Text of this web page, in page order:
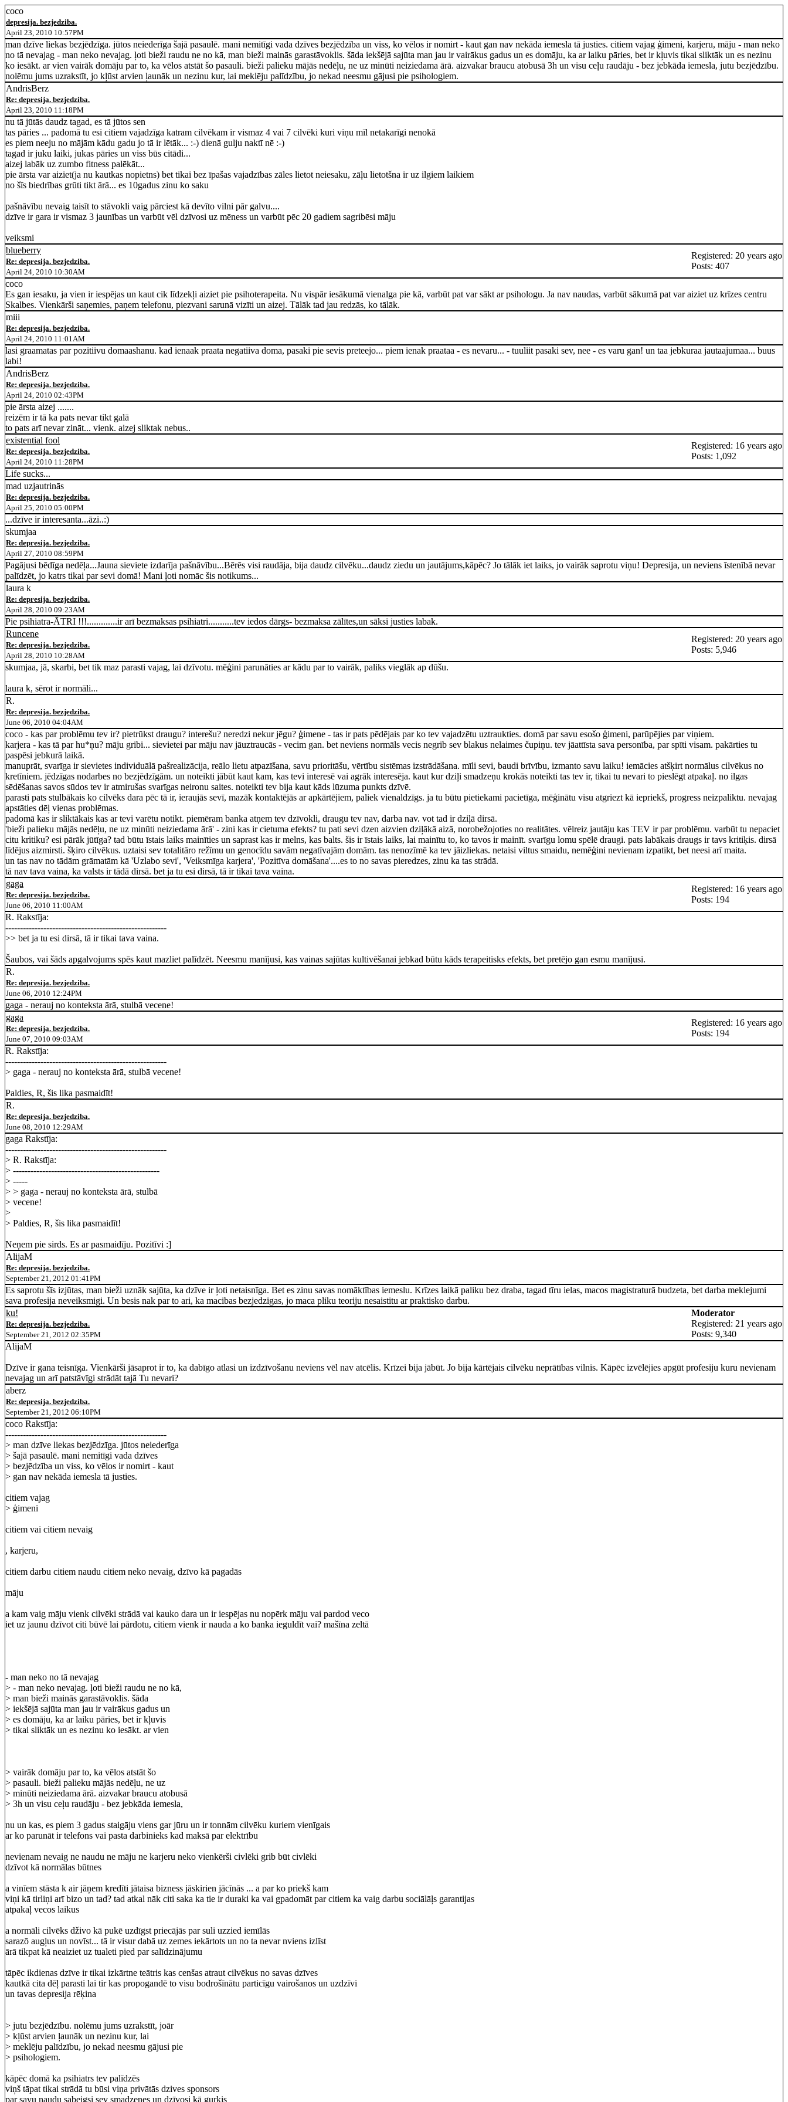
coco
depresija. bezjedziba.
April 23, 2010 10:57PM
man dzīve liekas bezjēdzīga. jūtos neiederīga šajā pasaulē. mani nemitīgi vada dzīves bezjēdzība un viss, ko vēlos ir nomirt - kaut gan nav nekāda iemesla tā justies. citiem vajag ģimeni, karjeru, māju - man neko
no tā nevajag - man neko nevajag. ļoti bieži raudu ne no kā, man bieži mainās garastāvoklis. šāda iekšējā sajūta man jau ir vairākus gadus un es domāju, ka ar laiku pāries, bet ir kļuvis tikai sliktāk un es nezinu
ko iesākt. ar vien vairāk domāju par to, ka vēlos atstāt šo pasauli. bieži palieku mājās nedēļu, ne uz minūti neiziedama ārā. aizvakar braucu atobusā 3h un visu ceļu raudāju - bez jebkāda iemesla, jutu bezjēdzību.
nolēmu jums uzrakstīt, jo kļūst arvien ļaunāk un nezinu kur, lai meklēju palīdzību, jo nekad neesmu gājusi pie psihologiem.
AndrisBerz
Re: depresija. bezjedziba.
April 23, 2010 11:18PM
nu tā jūtās daudz tagad, es tā jūtos sen
tas pāries ... padomā tu esi citiem vajadzīga katram cilvēkam ir vismaz 4 vai 7 cilvēki kuri viņu mīl netakarīgi nenokā
es piem neeju no mājām kādu gadu jo tā ir lētāk... :-) dienā gulju naktī nē :-)
tagad ir juku laiki, jukas pāries un viss būs citādi...
aizej labāk uz zumbo fitness palēkāt...
pie ārsta var aiziet(ja nu kautkas nopietns) bet tikai bez īpašas vajadzības zāles lietot neiesaku, zāļu lietotšna ir uz ilgiem laikiem
no šīs biedrības grūti tikt ārā... es 10gadus zinu ko saku
pašnāvību nevaig taisīt to stāvokli vaig pārciest kā devīto vilni pār galvu....
dzīve ir gara ir vismaz 3 jaunības un varbūt vēl dzīvosi uz mēness un varbūt pēc 20 gadiem sagribēsi māju
veiksmi
blueberry
Re: depresija. bezjedziba.
April 24, 2010 10:30AM
Registered: 20 years ago
Posts: 407
coco
Es gan iesaku, ja vien ir iespējas un kaut cik līdzekļi aiziet pie psihoterapeita. Nu vispār iesākumā vienalga pie kā, varbūt pat var sākt ar psihologu. Ja nav naudas, varbūt sākumā pat var aiziet uz krīzes centru
Skalbes. Vienkārši saņemies, paņem telefonu, piezvani sarunā vizīti un aizej. Tālāk tad jau redzās, ko tālāk.
miii
Re: depresija. bezjedziba.
April 24, 2010 11:01AM
lasi graamatas par pozitiivu domaashanu. kad ienaak praata negatiiva doma, pasaki pie sevis preteejo... piem ienak praataa - es nevaru... - tuuliit pasaki sev, nee - es varu gan! un taa jebkuraa jautaajumaa... buus
labi!
AndrisBerz
Re: depresija. bezjedziba.
April 24, 2010 02:43PM
pie ārsta aizej .......
reizēm ir tā ka pats nevar tikt galā
to pats arī nevar zināt... vienk. aizej sliktak nebus..
existential fool
Re: depresija. bezjedziba.
April 24, 2010 11:28PM
Registered: 16 years ago
Posts: 1,092
Life sucks...
mad uzjautrinās
Re: depresija. bezjedziba.
April 25, 2010 05:00PM
...dzīve ir interesanta...āzi..:)
skumjaa
Re: depresija. bezjedziba.
April 27, 2010 08:59PM
Pagājusi bēdīga nedēļa...Jauna sieviete izdarīja pašnāvību...Bērēs visi raudāja, bija daudz cilvēku...daudz ziedu un jautājums,kāpēc? Jo tālāk iet laiks, jo vairāk saprotu viņu! Depresija, un neviens īstenībā nevar
palīdzēt, jo katrs tikai par sevi domā! Mani ļoti nomāc šis notikums...
laura k
Re: depresija. bezjedziba.
April 28, 2010 09:23AM
Pie psihiatra-ĀTRI !!!.............ir arī bezmaksas psihiatri...........tev iedos dārgs- bezmaksa zālītes,un sāksi justies labak.
Runcene
Re: depresija. bezjedziba.
April 28, 2010 10:28AM
Registered: 20 years ago
Posts: 5,946
skumjaa, jā, skarbi, bet tik maz parasti vajag, lai dzīvotu. mēģini parunāties ar kādu par to vairāk, paliks vieglāk ap dūšu.
laura k, sērot ir normāli...
R.
Re: depresija. bezjedziba.
June 06, 2010 04:04AM
coco - kas par problēmu tev ir? pietrūkst draugu? interešu? neredzi nekur jēgu? ģimene - tas ir pats pēdējais par ko tev vajadzētu uztraukties. domā par savu esošo ģimeni, parūpējies par viņiem.
karjera - kas tā par hu*ņu? māju gribi... sievietei par māju nav jāuztraucās - vecim gan. bet neviens normāls vecis negrib sev blakus nelaimes čupiņu. tev jāattīsta sava personība, par spīti visam. pakārties tu
paspēsi jebkurā laikā.
manuprāt, svarīga ir sievietes individuālā pašrealizācija, reālo lietu atpazīšana, savu prioritāšu, vērtību sistēmas izstrādāšana. mīli sevi, baudi brīvību, izmanto savu laiku! iemācies atšķirt normālus cilvēkus no
kretīniem. jēdzīgas nodarbes no bezjēdzīgām. un noteikti jābūt kaut kam, kas tevi interesē vai agrāk interesēja. kaut kur dziļi smadzeņu krokās noteikti tas tev ir, tikai tu nevari to pieslēgt atpakaļ. no ilgas
sēdēšanas savos sūdos tev ir atmirušas svarīgas neironu saites. noteikti tev bija kaut kāds lūzuma punkts dzīvē.
parasti pats stulbākais ko cilvēks dara pēc tā ir, ieraujās sevī, mazāk kontaktējās ar apkārtējiem, paliek vienaldzīgs. ja tu būtu pietiekami pacietīga, mēģinātu visu atgriezt kā iepriekš, progress neizpaliktu. nevajag
apstāties dēļ vienas problēmas.
padomā kas ir sliktākais kas ar tevi varētu notikt. piemēram banka atņem tev dzīvokli, draugu tev nav, darba nav. vot tad ir dziļā dirsā.
'bieži palieku mājās nedēļu, ne uz minūti neiziedama ārā' - zini kas ir cietuma efekts? tu pati sevi dzen aizvien dziļākā aizā, norobežojoties no realitātes. vēlreiz jautāju kas TEV ir par problēmu. varbūt tu nepaciet
citu kritiku? esi pārāk jūtīga? tad būtu īstais laiks mainīties un saprast kas ir melns, kas balts. šis ir īstais laiks, lai mainītu to, ko tavos ir mainīt. svarīgu lomu spēlē draugi. pats labākais draugs ir tavs kritiķis. dirsā
līdējus aizmirsti. šķiro cilvēkus. uztaisi sev totalitāro režīmu un genocīdu savām negatīvajām domām. tas nenozīmē ka tev jāizliekas. netaisi viltus smaidu, nemēģini nevienam izpatikt, bet neesi arī maita.
un tas nav no tādām grāmatām kā 'Uzlabo sevi', 'Veiksmīga karjera', 'Pozitīva domāšana'....es to no savas pieredzes, zinu ka tas strādā.
tā nav tava vaina, ka valsts ir tādā dirsā. bet ja tu esi dirsā, tā ir tikai tava vaina.
gaga
Re: depresija. bezjedziba.
June 06, 2010 11:00AM
Registered: 16 years ago
Posts: 194
R. Rakstīja:
-------------------------------------------------------
>> bet ja tu esi dirsā, tā ir tikai tava vaina.
Šaubos, vai šāds apgalvojums spēs kaut mazliet palīdzēt. Neesmu manījusi, kas vainas sajūtas kultivēšanai jebkad būtu kāds terapeitisks efekts, bet pretējo gan esmu manījusi.
R.
Re: depresija. bezjedziba.
June 06, 2010 12:24PM
gaga - nerauj no konteksta ārā, stulbā vecene!
gaga
Re: depresija. bezjedziba.
June 07, 2010 09:03AM
Registered: 16 years ago
Posts: 194
R. Rakstīja:
-------------------------------------------------------
> gaga - nerauj no konteksta ārā, stulbā vecene!
Paldies, R, šis lika pasmaidīt!
R.
Re: depresija. bezjedziba.
June 08, 2010 12:29AM
gaga Rakstīja:
-------------------------------------------------------
> R. Rakstīja:
> --------------------------------------------------
> -----
> > gaga - nerauj no konteksta ārā, stulbā
> vecene!
>
> Paldies, R, šis lika pasmaidīt!
Neņem pie sirds. Es ar pasmaidīju. Pozitīvi :]
AlijaM
Re: depresija. bezjedziba.
September 21, 2012 01:41PM
Es saprotu šīs izjūtas, man bieži uznāk sajūta, ka dzīve ir ļoti netaisnīga. Bet es zinu savas nomāktības iemeslu. Krīzes laikā paliku bez draba, tagad tīru ielas, macos magistraturā budzeta, bet darba meklejumi
sava profesija neveiksmigi. Un besis nak par to ari, ka macibas bezjedzigas, jo maca pliku teoriju nesaistitu ar praktisko darbu.
ku!
Re: depresija. bezjedziba.
September 21, 2012 02:35PM
Moderator
Registered: 21 years ago
Posts: 9,340
AlijaM
Dzīve ir gana teisnīga. Vienkārši jāsaprot ir to, ka dabīgo atlasi un izdzīvošanu neviens vēl nav atcēlis. Krīzei bija jābūt. Jo bija kārtējais cilvēku neprātības vilnis. Kāpēc izvēlējies apgūt profesiju kuru nevienam
nevajag un arī patstāvīgi strādāt tajā Tu nevari?
aberz
Re: depresija. bezjedziba.
September 21, 2012 06:10PM
coco Rakstīja:
-------------------------------------------------------
> man dzīve liekas bezjēdzīga. jūtos neiederīga
> šajā pasaulē. mani nemitīgi vada dzīves
> bezjēdzība un viss, ko vēlos ir nomirt - kaut
> gan nav nekāda iemesla tā justies.
citiem vajag
> ģimeni
citiem vai citiem nevaig
, karjeru,
citiem darbu citiem naudu citiem neko nevaig, dzīvo kā pagadās
māju
a kam vaig māju vienk cilvēki strādā vai kauko dara un ir iespējas nu nopērk māju vai pardod veco
iet uz jaunu dzīvot citi būvē lai pārdotu, citiem vienk ir nauda a ko banka ieguldīt vai? mašīna zeltā
- man neko no tā nevajag
> - man neko nevajag. ļoti bieži raudu ne no kā,
> man bieži mainās garastāvoklis. šāda
> iekšējā sajūta man jau ir vairākus gadus un
> es domāju, ka ar laiku pāries, bet ir kļuvis
> tikai sliktāk un es nezinu ko iesākt. ar vien
> vairāk domāju par to, ka vēlos atstāt šo
> pasauli. bieži palieku mājās nedēļu, ne uz
> minūti neiziedama ārā. aizvakar braucu atobusā
> 3h un visu ceļu raudāju - bez jebkāda iemesla,
nu un kas, es piem 3 gadus staigāju viens gar jūru un ir tonnām cilvēku kuriem vienīgais
ar ko parunāt ir telefons vai pasta darbinieks kad maksā par elektrību
nevienam nevaig ne naudu ne māju ne karjeru neko vienkērši civlēki grib būt civlēki
dzīvot kā normālas būtnes
a vinīem stāsta k air jāņem kredīti jātaisa bizness jāskirien jācīnās ... a par ko priekš kam
viņi kā tirliņi arī bizo un tad? tad atkal nāk citi saka ka tie ir duraki ka vai gpadomāt par citiem ka vaig darbu sociālāļs garantijas
atpakaļ vecos laikus
a normāli cilvēks dživo kā pukē uzdīgst priecājās par suli uzzied iemīlās
sarazō augļus un novīst... tā ir visur dabā uz zemes iekārtots un no ta nevar nviens izlīst
ārā tikpat kā neaiziet uz tualeti pied par salīdzinājumu
tāpēc ikdienas dzīve ir tikai izkārtne teātris kas cenšas atraut cilvēkus no savas dzīves
kautkā cita dēļ parasti lai tir kas propogandē to visu bodrošīnātu particīgu vairošanos un uzdzīvi
un tavas depresija rēķina
> jutu bezjēdzību. nolēmu jums uzrakstīt, joār
> kļūst arvien ļaunāk un nezinu kur, lai
> meklēju palīdzību, jo nekad neesmu gājusi pie
> psihologiem.
kāpēc domā ka psihiatrs tev palīdzēs
viņš tāpat tikai strādā tu būsi viņa privātās dzives sponsors
par savu naudu sabeigsi sev smadzenes un dzīvosi kā gurķis